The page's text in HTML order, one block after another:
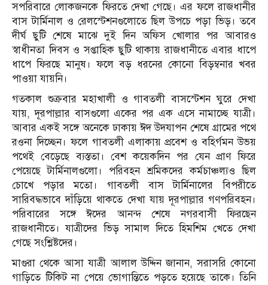
সপরিবারে লোকজনকে ফিরতে দেখা গেছে। এর ফলে রাজধানীর
বাস টার্মিনাল ও রেলস্টেশনগুলোতে ছিল উপচে পড়া ভিড়। তবে
দীর্ঘ ছুটি শেষে মাঝে দুই দিন অফিস খোলার পর আবারও
স্বাধীনতা দিবস ও সপ্তাহিক ছুটি থাকায় রাজধানীতে এবার ধাপে
ধাপে ফিরছে মানুষ। ফলে বড় ধরনের কোনো বিড়ম্বনার খবর
পাওয়া যায়নি।
গতকাল শুক্রবার মহাখালী ও গাবতলী বাসস্টেশন ঘুরে দেখা
যায়, দূরপাল্লার বাসগুলো একের পর এক এসে নামাচ্ছে যাত্রী।
আবার একই সঙ্গে অনেকে ঢাকায় ঈদ উদযাপন শেষে গ্রামের পথে
রওনা দিচ্ছেন। ফলে গাবতলী এলাকায় প্রবেশ ও বহির্গমন উভয়
পথেই বেড়েছে ব্যস্ততা। বেশ কয়েকদিন পর যেন প্রাণ ফিরে
পেয়েছে টার্মিনালগুলো। পরিবহন শ্রমিকদের কর্মচাঞ্চল্যও ছিল
চোখে পড়ার মতো। গাবতলী বাস টার্মিনালের বিপরীতে
সারিবদ্ধভাবে দাঁড়িয়ে থাকতে দেখা যায় দূরপাল্লার গণপরিবহন।
পরিবারের সঙ্গে ঈদের আনন্দ শেষে নগরবাসী ফিরছেন
রাজধানীতে। যাত্রীদের ভিড় সামাল দিতে হিমশিম খেতে দেখা
গেছে সংশ্লিষ্টদের।
মাগুরা থেকে আসা যাত্রী আলাল উদ্দিন জানান, সরাসরি কোনো
গাড়িতে টিকিট না পেয়ে ভোগান্তিতে পড়তে হয়েছে তাকে। তিনি